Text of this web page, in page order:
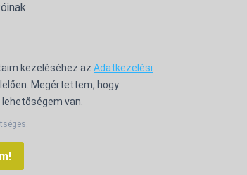
kezeléséhez az Adatkezelési
Megértettem, hogy
van.